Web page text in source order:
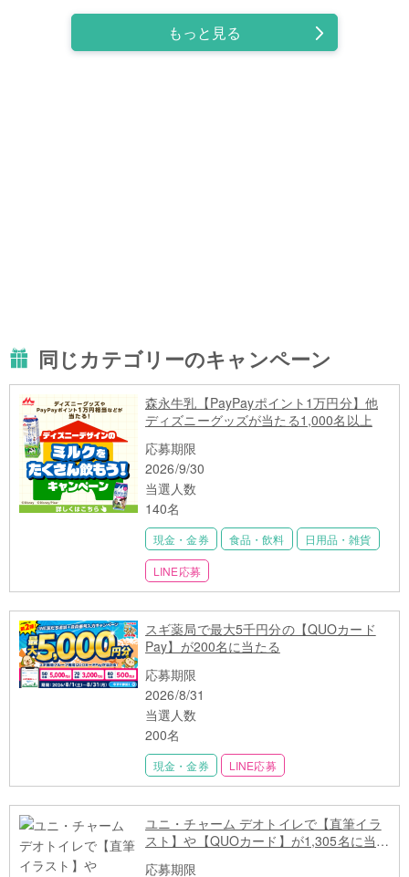
もっと見る
同じカテゴリーのキャンペーン
森永牛乳【PayPayポイント1万円分】他
ディズニーグッズが当たる1,000名以上
応募期限
2026/9/30
当選人数
140名
現金・金券 食品・飲料 日用品・雑貨
LINE応募
スギ薬局で最大5千円分の【QUOカード
Pay】が200名に当たる
応募期限
2026/8/31
当選人数
200名
現金・金券 LINE応募
ユニ・チャーム デオトイレで【直筆イラ
スト】や【QUOカード】が1,305名に当た
応募期限